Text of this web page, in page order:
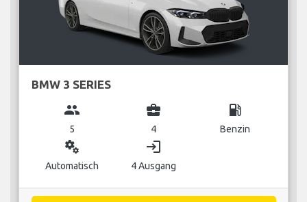
BMW 3 SERIES
group
5
business_center
4
local_gas_station
Benzin
miscellaneous_services
Automatisch
login
4 Ausgang